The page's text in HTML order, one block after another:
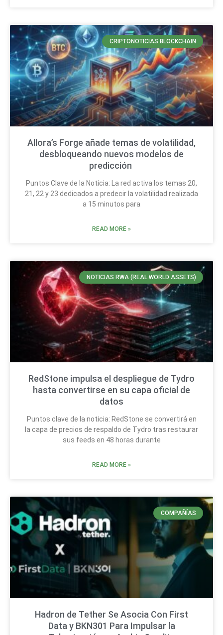
CRIPTONOTICIAS BLOCKCHAIN
Allora’s Forge añade temas de volatilidad,
desbloqueando nuevos modelos de
predicción
Puntos Clave de la Noticia: La red activa los temas 20,
21, 22 y 23 dedicados a predecir la volatilidad realizada
a 15 minutos para
READ MORE »
NOTICIAS RWA (REAL WORLD ASSETS)
RedStone impulsa el despliegue de Tydro
hasta convertirse en su capa oficial de
datos
Puntos clave de la noticia: RedStone se convertirá en
la capa de precios de respaldo de Tydro tras restaurar
sus feeds en 48 horas durante
READ MORE »
COMPAÑÍAS
Hadron de Tether Se Asocia Con First
Data y BKN301 Para Impulsar la